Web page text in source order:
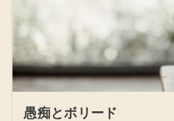
愚痴とボリード